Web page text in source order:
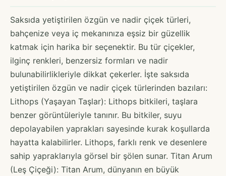
Saksıda yetiştirilen özgün ve nadir çiçek türleri,
bahçenize veya iç mekanınıza eşsiz bir güzellik
katmak için harika bir seçenektir. Bu tür çiçekler,
ilginç renkleri, benzersiz formları ve nadir
bulunabilirlikleriyle dikkat çekerler. İşte saksıda
yetiştirilen özgün ve nadir çiçek türlerinden bazıları:
Lithops (Yaşayan Taşlar): Lithops bitkileri, taşlara
benzer görüntüleriyle tanınır. Bu bitkiler, suyu
depolayabilen yaprakları sayesinde kurak koşullarda
hayatta kalabilirler. Lithops, farklı renk ve desenlere
sahip yapraklarıyla görsel bir şölen sunar. Titan Arum
(Leş Çiçeği): Titan Arum, dünyanın en büyük